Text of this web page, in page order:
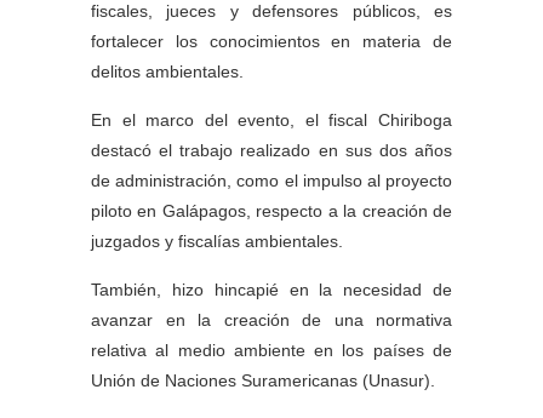
fiscales, jueces y defensores públicos, es
fortalecer los conocimientos en materia de
delitos ambientales.
En el marco del evento, el fiscal Chiriboga
destacó el trabajo realizado en sus dos años
de administración, como el impulso al proyecto
piloto en Galápagos, respecto a la creación de
juzgados y fiscalías ambientales.
También, hizo hincapié en la necesidad de
avanzar en la creación de una normativa
relativa al medio ambiente en los países de
Unión de Naciones Suramericanas (Unasur).